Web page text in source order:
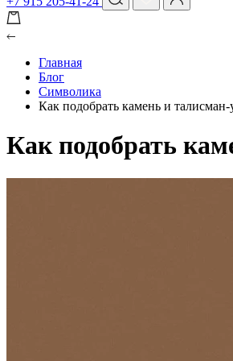
Главная
Блог
Символика
Как подобрать камень и
Как подобрать